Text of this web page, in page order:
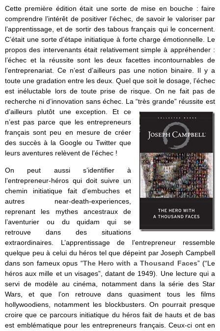
Cette première édition était une sorte de mise en bouche : faire
comprendre l’intérêt de positiver l’échec, de savoir le valoriser par
l’apprentissage, et de sortir des tabous français qui le concernent.
C’était une sorte d’étape initiatique à forte charge émotionnelle. Le
propos des intervenants était relativement simple à appréhender :
l’échec et la réussite sont les deux facettes incontournables de
l’entreprenariat. Ce n’est d’ailleurs pas une notion binaire. Il y a
toute une gradation entre les deux. Quel que soit le dosage, l’échec
est inéluctable lors de toute prise de risque. On ne fait pas de
recherche ni d’innovation sans échec. La “très grande” réussite est
d’ailleurs plutôt une exception. Et ce
n’est pas parce que les entrepreneurs
français sont peu en mesure de créer
des succès à la Google ou Twitter que
leurs aventures relèvent de l’échec !
On peut aussi s’identifier à
l’entrepreneur-héros qui doit suivre un
chemin initiatique fait d’embuches et
autres near-death-experiences,
reprenant les mythes ancestraux de
l’aventurier ou du quidam qui se
retrouve dans des situations
extraordinaires. L’apprentissage de l’entrepreneur ressemble
quelque peu à celui du héros tel que dépeint par Joseph Campbell
dans son fameux opus “The Hero with a Thousand Faces” (“Le
héros aux mille et un visages”, datant de 1949). Une lecture qui a
servi de modèle au cinéma, notamment dans la série des Star
Wars, et que l’on retrouve dans quasiment tous les films
hollywoodiens, notamment les blockbusters. On pourrait presque
croire que ce parcours initiatique du héros fait de hauts et de bas
est emblématique pour les entrepreneurs français. Ceux-ci ont en